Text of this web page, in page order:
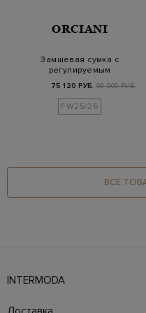
ORCIANI
Замшевая сумка с
регулируемым
деталью
75 120 РУБ. 93 900 РУБ.
FW25/26
ВСЕ
INTERMODA
брендов на 4 этажах в самом